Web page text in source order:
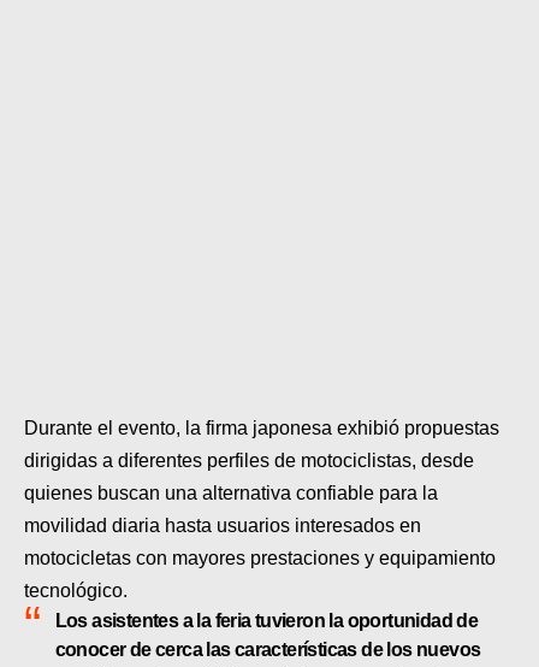
Durante el evento, la firma japonesa exhibió propuestas
dirigidas a diferentes perfiles de motociclistas, desde
quienes buscan una alternativa confiable para la
movilidad diaria hasta usuarios interesados en
motocicletas con mayores prestaciones y equipamiento
tecnológico.
Los asistentes a la feria tuvieron la oportunidad de
conocer de cerca las características de los nuevos